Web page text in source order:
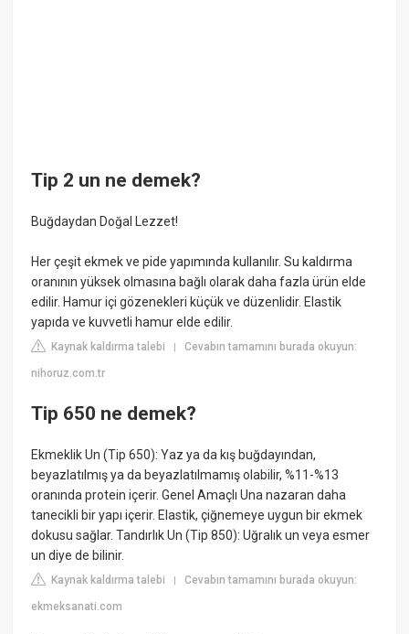
Tip 2 un ne demek?
Buğdaydan Doğal Lezzet!
Her çeşit ekmek ve pide yapımında kullanılır. Su kaldırma
oranının yüksek olmasına bağlı olarak daha fazla ürün elde
edilir. Hamur içi gözenekleri küçük ve düzenlidir. Elastik
yapıda ve kuvvetli hamur elde edilir.
Kaynak kaldırma talebi |Cevabın tamamını burada okuyun:
nihoruz.com.tr
Tip 650 ne demek?
Ekmeklik Un (Tip 650): Yaz ya da kış buğdayından,
beyazlatılmış ya da beyazlatılmamış olabilir, %11-%13
oranında protein içerir. Genel Amaçlı Una nazaran daha
tanecikli bir yapı içerir. Elastik, çiğnemeye uygun bir ekmek
dokusu sağlar. Tandırlık Un (Tip 850): Uğralık un veya esmer
un diye de bilinir.
Kaynak kaldırma talebi |Cevabın tamamını burada okuyun:
ekmeksanati.com